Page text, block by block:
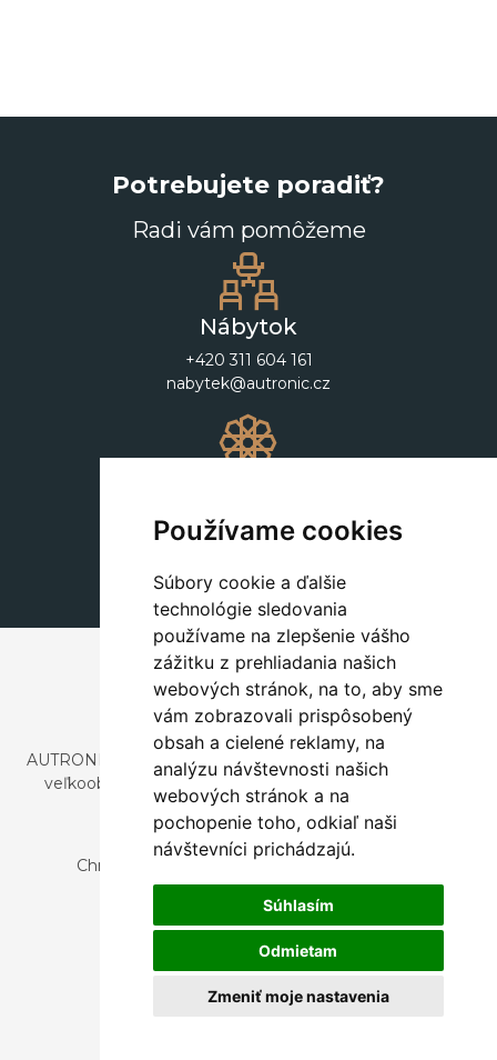
Používame cookies
Súbory cookie a ďalšie
technológie sledovania
používame na zlepšenie vášho
zážitku z prehliadania našich
webových stránok, na to, aby sme
vám zobrazovali prispôsobený
obsah a cielené reklamy, na
analýzu návštevnosti našich
webových stránok a na
pochopenie toho, odkiaľ naši
návštevníci prichádzajú.
Súhlasím
Odmietam
Zmeniť moje nastavenia
Potrebujete poradiť?
Radi vám pomôžeme
Nábytok
+420 311 604 161
nabytek@autronic.cz
+420 311 604 182
dekorace@autronic.cz
AUTRONIC, s.r.o. je spoločnosť zaoberajúca sa dovozom a
veľkoobchodným predajom dizajnového aj štýlového
nábytku a dekorácií.
Česká republika
Chrustenice 270, 267 12 Loděnice u Berouna
Slovensko
Nová 366, 032 02 Závažná Poruba